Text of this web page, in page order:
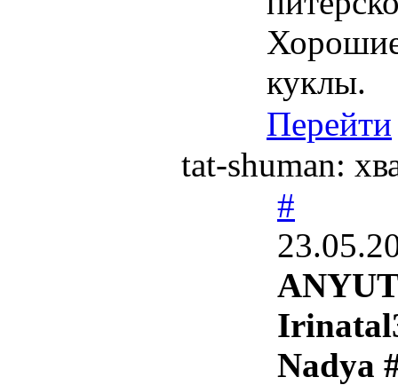
куклы.
Перейти
tat-shuman:
#
Nadya